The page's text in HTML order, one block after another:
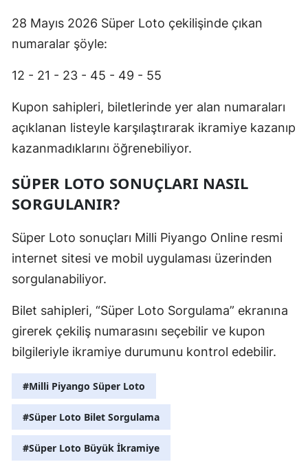
28 Mayıs 2026 Süper Loto çekilişinde çıkan
numaralar şöyle:
12 - 21 - 23 - 45 - 49 - 55
Kupon sahipleri, biletlerinde yer alan numaraları
açıklanan listeyle karşılaştırarak ikramiye kazanıp
kazanmadıklarını öğrenebiliyor.
SÜPER LOTO SONUÇLARI NASIL
SORGULANIR?
Süper Loto sonuçları Milli Piyango Online resmi
internet sitesi ve mobil uygulaması üzerinden
sorgulanabiliyor.
Bilet sahipleri, “Süper Loto Sorgulama” ekranına
girerek çekiliş numarasını seçebilir ve kupon
bilgileriyle ikramiye durumunu kontrol edebilir.
#Milli Piyango Süper Loto
#Süper Loto Bilet Sorgulama
#Süper Loto Büyük İkramiye